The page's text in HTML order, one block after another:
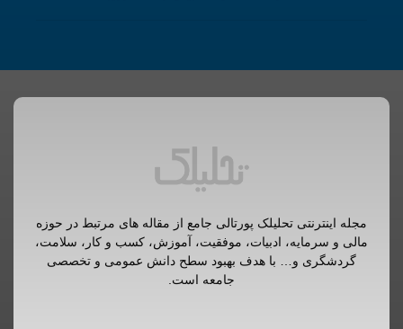
مجله اینترنتی تحلیلک پورتالی جامع از مقاله های مرتبط در حوزه
مالی و سرمایه، ادبیات، موفقیت، آموزش، کسب و کار، سلامت،
گردشگری و… با هدف بهبود سطح دانش عمومی و تخصصی
جامعه است.